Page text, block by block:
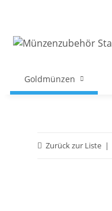
Goldmünzen
Zurück zur Liste